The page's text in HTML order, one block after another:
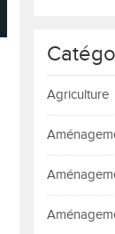
Agriculture